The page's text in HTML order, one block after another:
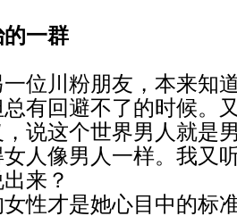
一群
川粉朋友，本来知
有回避不了的时候。
说这个世界男人就是
女人像男人一样。我又
来？
才是她心目中的标